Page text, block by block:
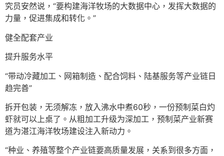
究员安然说，“要构建海洋牧场的大数据中心，发挥大数据的
力量，促进集成和转化。”
健全配套产业
提升服务水平
“带动冷藏加工、网箱制造、配合饲料、陆基服务等产业链日
趋完善”
拆开包装，无须解冻，放入沸水中煮60秒，一份预制菜白灼
虾就可以上桌了。从粗加工升级为深加工，预制菜产业新赛
道为湛江海洋牧场建设注入新动力。
“种业、养殖等整个产业链要高质量发展，关系到很多方面，